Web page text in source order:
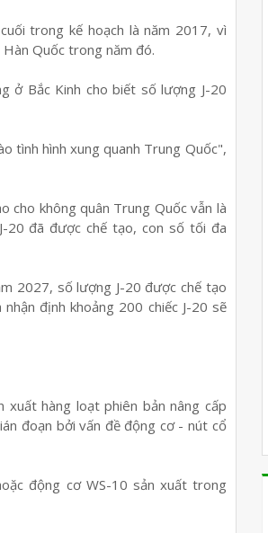
trong kế hoạch là năm 2017, vì
Quốc trong năm đó.
ở Bắc Kinh cho biết số lượng J-20
tình hình xung quanh Trung Quốc",
cho không quân Trung Quốc vẫn là
20 đã được chế tạo, con số tối đa
2027, số lượng J-20 được chế tạo
định khoảng 200 chiếc J-20 sẽ
hàng loạt phiên bản nâng cấp
đoạn bởi vấn đề động cơ - nút cổ
động cơ WS-10 sản xuất trong